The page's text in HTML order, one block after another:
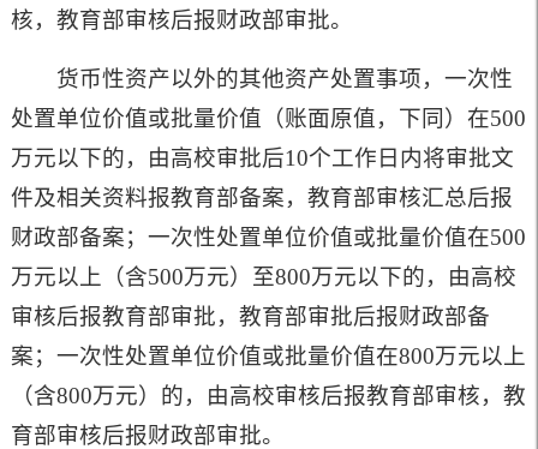
核，教育部审核后报财政部审批。
货币性资产以外的其他资产处置事项，一次性
处置单位价值或批量价值（账面原值，下同）在500
万元以下的，由高校审批后10个工作日内将审批文
件及相关资料报教育部备案，教育部审核汇总后报
财政部备案；一次性处置单位价值或批量价值在500
万元以上（含500万元）至800万元以下的，由高校
审核后报教育部审批，教育部审批后报财政部备
案；一次性处置单位价值或批量价值在800万元以上
（含800万元）的，由高校审核后报教育部审核，教
育部审核后报财政部审批。